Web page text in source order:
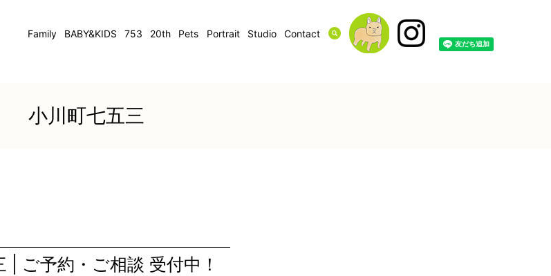
Family BABY&KIDS 753 20th Pets Portrait Studio Contact search
小川町七五三
| ご予約・ご相談 受付中！